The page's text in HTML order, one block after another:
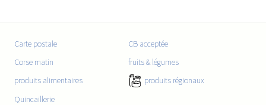
Carte postale
CB acceptée
Corse matin
fruits & légumes
produits alimentaires
produits régionaux
Quincaillerie